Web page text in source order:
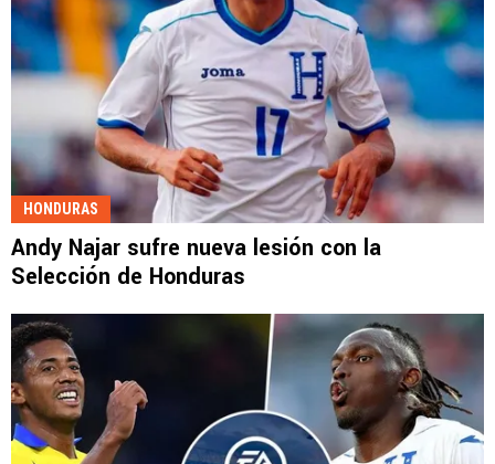
HONDURAS
Andy Najar sufre nueva lesión con la
Selección de Honduras